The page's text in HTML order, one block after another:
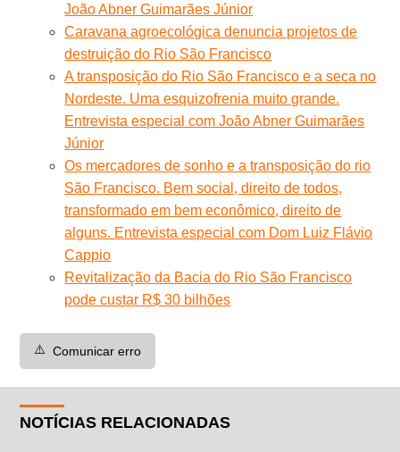
João Abner Guimarães Júnior
Caravana agroecológica denuncia projetos de
destruição do Rio São Francisco
A transposição do Rio São Francisco e a seca no
Nordeste. Uma esquizofrenia muito grande.
Entrevista especial com João Abner Guimarães
Júnior
Os mercadores de sonho e a transposição do rio
São Francisco. Bem social, direito de todos,
transformado em bem econômico, direito de
alguns. Entrevista especial com Dom Luiz Flávio
Cappio
Revitalização da Bacia do Rio São Francisco
pode custar R$ 30 bilhões
⚠️ Comunicar erro
NOTÍCIAS RELACIONADAS